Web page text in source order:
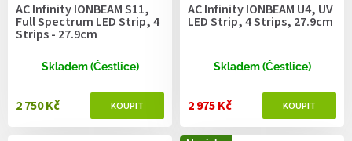
AC Infinity IONBEAM S11,
Full Spectrum LED Strip, 4
Strips - 27.9cm
Skladem (Čestlice)
2 750 Kč
AC Infinity IONBEAM U4, UV
LED Strip, 4 Strips, 27.9cm
Skladem (Čestlice)
2 975 Kč